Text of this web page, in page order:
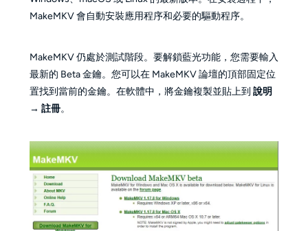
MakeMKV 會自動安裝應用程序和必要的驅動程序。
MakeMKV 仍處於測試階段。要解鎖藍光功能，您需要輸入
最新的 Beta 金鑰。您可以在 MakeMKV 論壇的頂部固定位
置找到當前的金鑰。在軟體中，將金鑰複製並貼上到 說明
→ 註冊。